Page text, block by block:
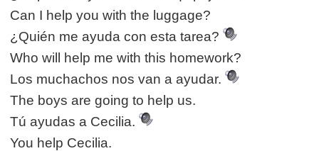
Can I help you with the luggage?
¿Quién me ayuda con esta tarea?
Who will help me with this homework?
Los muchachos nos van a ayudar.
The boys are going to help us.
Tú ayudas a Cecilia.
You help Cecilia.